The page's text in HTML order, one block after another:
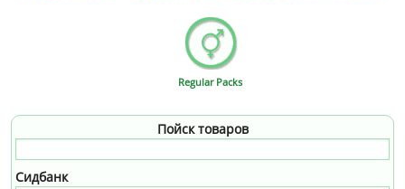
Regular Packs
Пойск товаров
Сидбанк